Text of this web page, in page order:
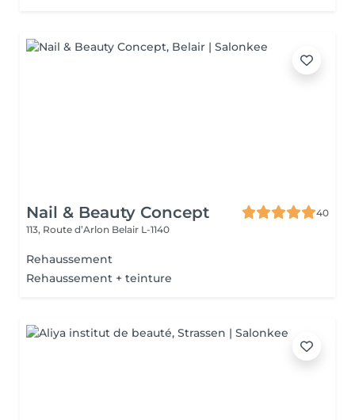
Nail & Beauty Concept
40
113, Route d’Arlon Belair L-1140
Rehaussement
Rehaussement + teinture